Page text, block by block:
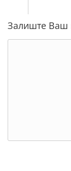
Залиште Ваш